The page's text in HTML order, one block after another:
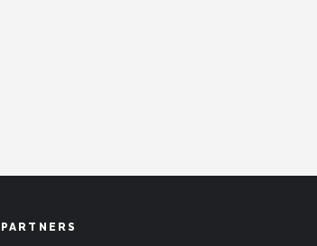
PARTNERS